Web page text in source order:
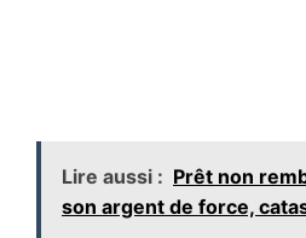
Lire aussi : Prêt non
son argent de force,